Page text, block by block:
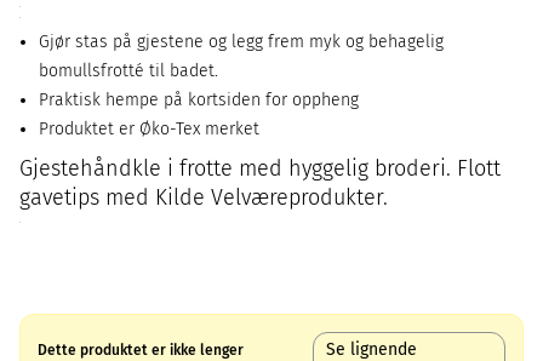
Gjør stas på gjestene og legg frem myk og behagelig
bomullsfrotté til badet.
Praktisk hempe på kortsiden for oppheng
Produktet er Øko-Tex merket
Gjestehåndkle i frotte med hyggelig broderi. Flott
gavetips med Kilde Velværeprodukter.
Dette produktet er ikke lenger
Se lignende